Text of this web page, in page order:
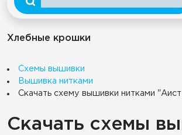
Хлебные крошки
Схемы вышивки
Вышивка нитками
Скачать схему вышивки нитками
Скачать схемы